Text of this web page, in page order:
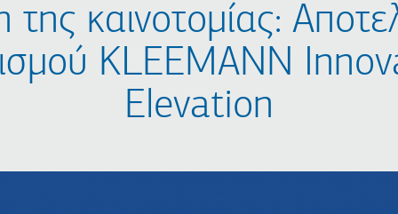
της καινοτομίας:
KLEEMANN
Elevation